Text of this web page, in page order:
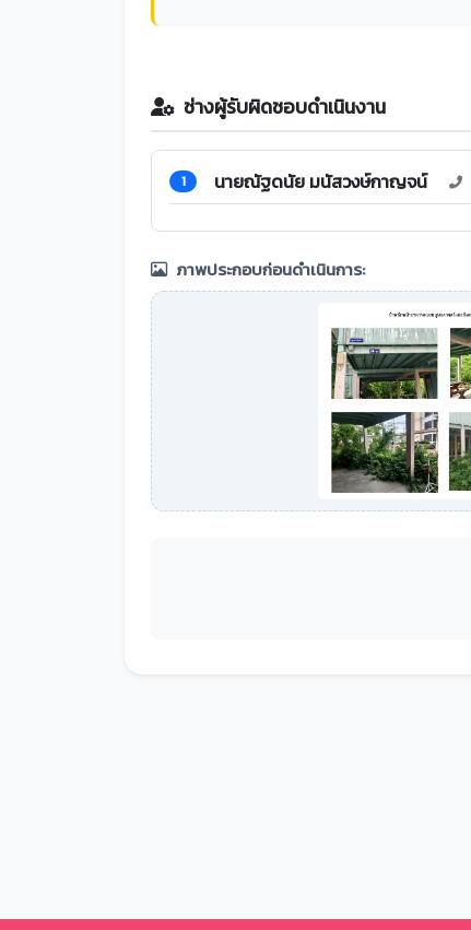
ช่างผู้รับผิดชอบดำเนินงาน
1 นายณัฐดนัย มนัสวงษ์กาญจน์
ภาพประกอบก่อนดำเนินการ: